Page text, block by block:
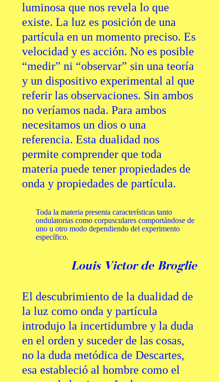
luminosa que nos revela lo que
existe. La luz es posición de una
partícula en un momento preciso. Es
velocidad y es acción. No es posible
“medir” ni “observar” sin una teoría
y un dispositivo experimental al que
referir las observaciones. Sin ambos
no veríamos nada. Para ambos
necesitamos un dios o una
referencia. Esta dualidad nos
permite comprender que toda
materia puede tener propiedades de
onda y propiedades de partícula.
Toda la materia presenta características tanto
ondulatorias como corpusculares comportándose de
uno u otro modo dependiendo del experimento
específico.
Louis Victor de Broglie
El descubrimiento de la dualidad de
la luz como onda y partícula
introdujo la incertidumbre y la duda
en el orden y suceder de las cosas,
no la duda metódica de Descartes,
esa estableció al hombre como el